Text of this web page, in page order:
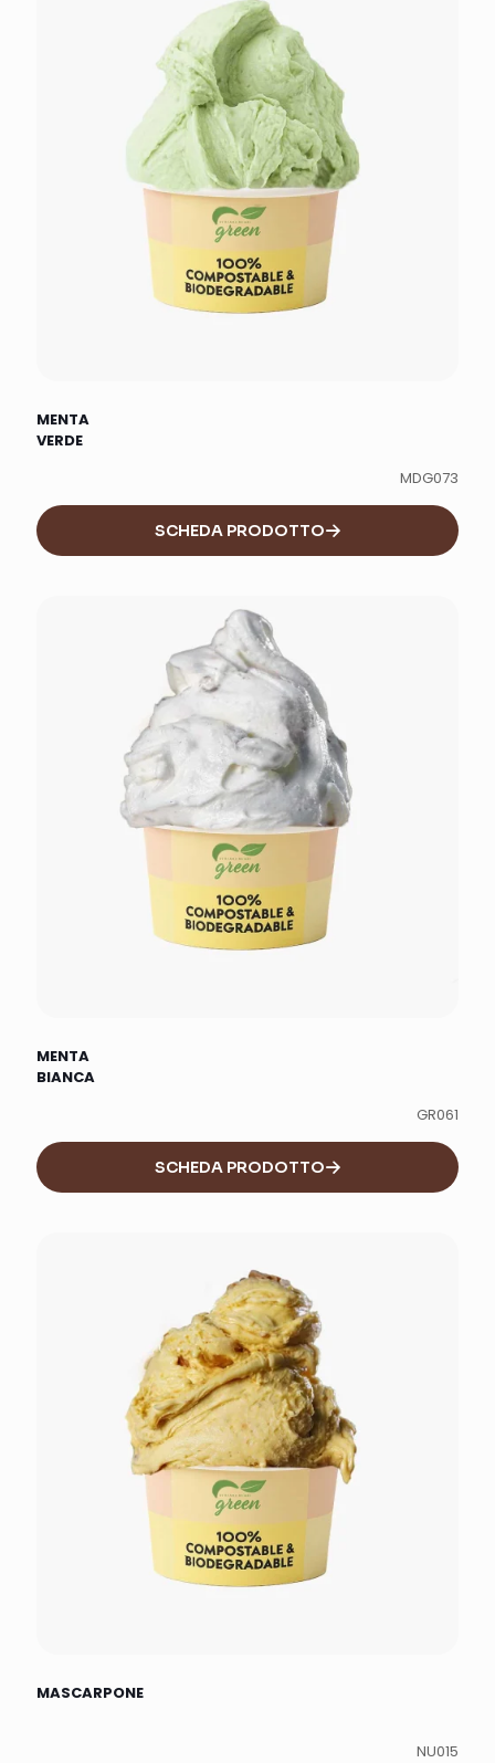
MENTA
VERDE
MDG073
SCHEDA PRODOTTO
MENTA
BIANCA
GR061
SCHEDA PRODOTTO
MASCARPONE
NU015